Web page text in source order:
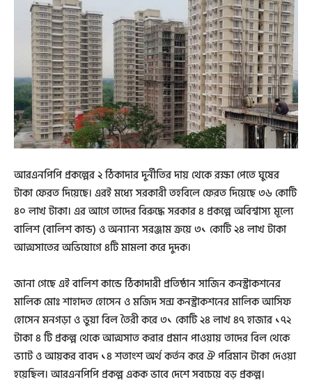
আরএনপিপি প্রকল্পের ২ ঠিকাদার দুর্নীতির দায় থেকে রক্ষা পেতে ঘুষের
টাকা ফেরত দিয়েছে। এরই মধ্যে সরকারী তহবিলে ফেরত দিয়েছে ৩৬ কোটি
৪০ লাখ টাকা। এর আগে তাদের বিরুদ্ধে সরকার ৪ প্রকল্পে অবিশ্বাস্য মূল্যে
বালিশ (বালিশ কান্ড) ও অন্যান্য সরঞ্জাম ক্রয়ে ৩১ কোটি ২৪ লাখ টাকা
আত্মসাতের অভিযোগে ৪টি মামলা করে দুদক।
জানা গেছে এই বালিশ কান্ডে ঠিকাদারী প্রতিষ্ঠান সাজিন কনস্ট্রাকশনের
মালিক মোঃ শাহাদত হোসেন ও মজিদ সন্স কনস্ট্রাকশনের মালিক আসিফ
হোসেন মনগড়া ও ভুয়া বিল তৈরী করে ৩১ কোটি ২৪ লাখ ৪৭ হাজার ১৭২
টাকা ৪ টি প্রকল্প থেকে আত্মসাত করার প্রমান পাওয়ায় তাদের বিল থেকে
ভ্যাট ও আয়কর বাবদ ১৪ শতাংশ অর্থ কর্তন করে ঐ পরিমান টাকা দেওয়া
হয়েছিল। আরএনপিপি প্রকল্প একক ভাবে দেশে সবচেয়ে বড় প্রকল্প।